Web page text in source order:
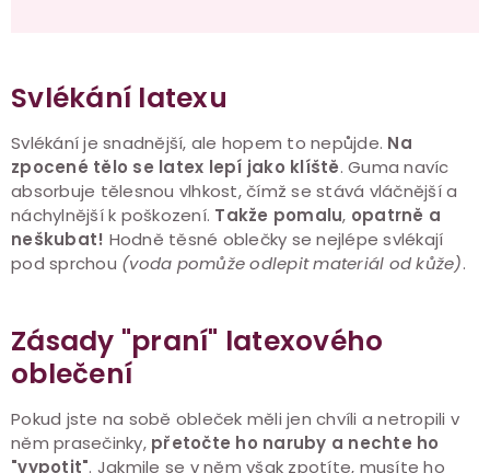
Svlékání latexu
Svlékání je snadnější, ale hopem to nepůjde. Na
zpocené tělo se latex lepí jako klíště. Guma navíc
absorbuje tělesnou vlhkost, čímž se stává vláčnější a
náchylnější k poškození. Takže pomalu, opatrně a
neškubat! Hodně těsné oblečky se nejlépe svlékají
pod sprchou (voda pomůže odlepit materiál od kůže).
Zásady "praní" latexového
oblečení
Pokud jste na sobě obleček měli jen chvíli a netropili v
něm prasečinky, přetočte ho naruby a nechte ho
"vypotit". Jakmile se v něm však zpotíte, musíte ho